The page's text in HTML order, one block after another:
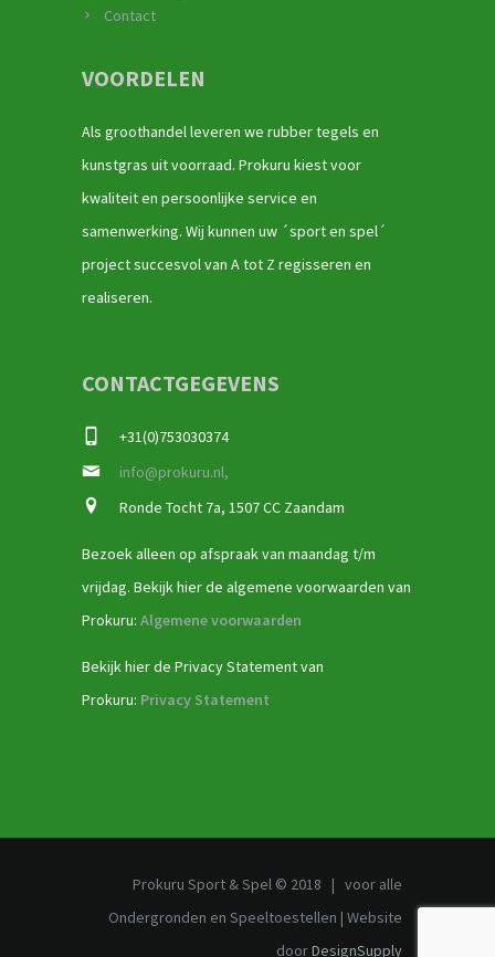
Contact
VOORDELEN
Als groothandel leveren we rubber tegels en
kunstgras uit voorraad. Prokuru kiest voor
kwaliteit en persoonlijke service en
samenwerking. Wij kunnen uw ´sport en spel´
project succesvol van A tot Z regisseren en
realiseren.
CONTACTGEGEVENS
+31(0)753030374
info@prokuru.nl,
Ronde Tocht 7a, 1507 CC Zaandam
Bezoek alleen op afspraak van maandag t/m
vrijdag. Bekijk hier de algemene voorwaarden van
Prokuru: Algemene voorwaarden
Bekijk hier de Privacy Statement van
Prokuru: Privacy Statement
Prokuru Sport & Spel © 2018 | voor alle
Ondergronden en Speeltoestellen | Website
doorDesignSupply